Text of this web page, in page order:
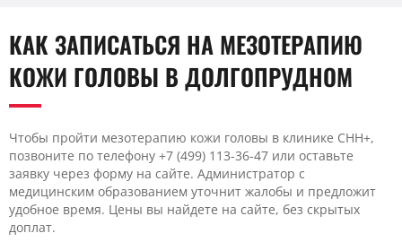
КАК ЗАПИСАТЬСЯ НА МЕЗОТЕРАПИЮ
КОЖИ ГОЛОВЫ В ДОЛГОПРУДНОМ
Чтобы пройти мезотерапию кожи головы в клинике CHH+,
позвоните по телефону +7 (499) 113-36-47 или оставьте
заявку через форму на сайте. Администратор с
медицинским образованием уточнит жалобы и предложит
удобное время. Цены вы найдете на сайте, без скрытых
доплат.